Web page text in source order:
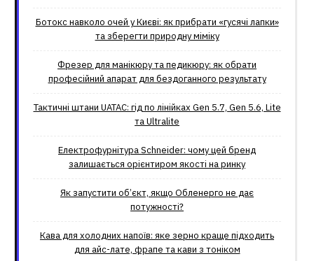
Ботокс навколо очей у Києві: як прибрати «гусячі лапки»
та зберегти природну міміку
Фрезер для манікюру та педикюру: як обрати
професійний апарат для бездоганного результату
Тактичні штани UATAC: гід по лінійках Gen 5.7, Gen 5.6, Lite
та Ultralite
Електрофурнітура Schneider: чому цей бренд
залишається орієнтиром якості на ринку
Як запустити об’єкт, якщо Обленерго не дає
потужності?
Кава для холодних напоїв: яке зерно краще підходить
для айс-лате, фрапе та кави з тоніком